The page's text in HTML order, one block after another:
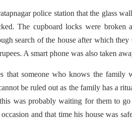
police station that the glass
The cupboard locks were
search of the house after which
A smart phone was also taken
that someone who knows the family
be ruled out as the family has a
was probably waiting for them to
and that time his house was